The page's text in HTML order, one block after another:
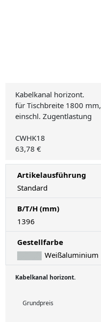
Kabelkanal horizont.
für Tischbreite 1800 mm,
einschl. Zugentlastung
CWHK18
63,78 €
Artikelausführung
Standard
B/T/H (mm)
1396
Gestellfarbe
Weißaluminium
Kabelkanal horizont.
Grundpreis